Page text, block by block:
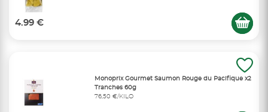
4.99 €
Monoprix Gourmet Saumon Rouge du Pacifique x2
Tranches 60g
76,50 €/KILO